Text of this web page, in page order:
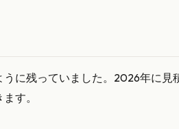
に残っていました。2026年に
す。